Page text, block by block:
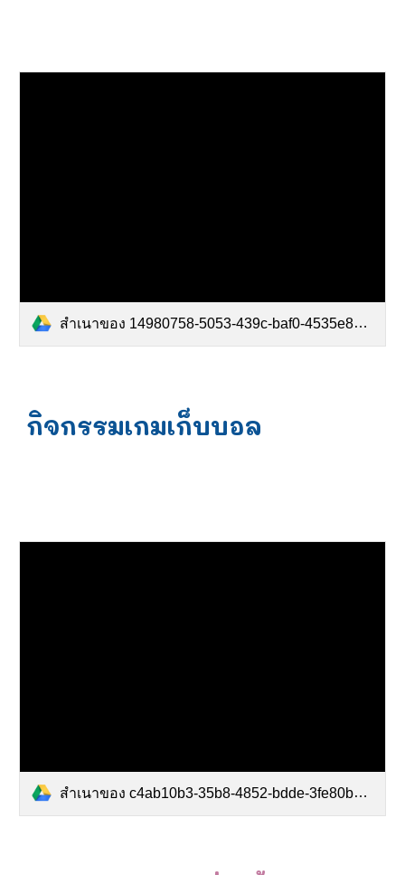
สำเนาของ 14980758-5053-439c-baf0-4535e810d2a6.mp4
กิจกรรมเกมเก็บบอล
สำเนาของ c4ab10b3-35b8-4852-bdde-3fe80b3366f9.mp4